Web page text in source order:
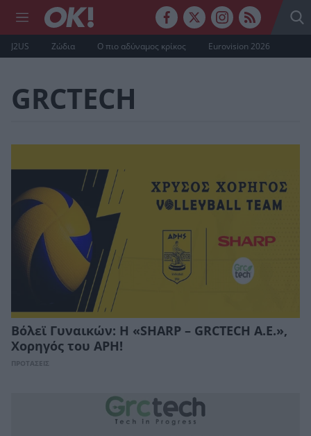
J2US Ζώδια Ο πιο αδύναμος κρίκος Eurovision 2026
GRCTECH
Βόλεϊ Γυναικών: Η «SHARP – GRCTECH A.E.»,
Χορηγός του ΑΡΗ!
ΠΡΟΤΑΣΕΙΣ